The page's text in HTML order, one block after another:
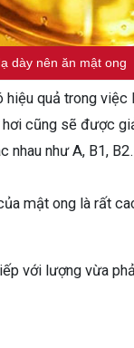
dày nên ăn mật ong
quả trong việc
hơi cũng sẽ được
nhau như A, B1,
mật ong là rất
với lượng vừa